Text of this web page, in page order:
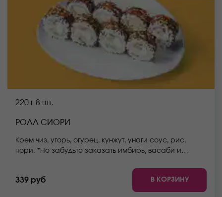
220 г 8 шт.
РОЛЛ СИОРИ
Крем чиз, угорь, огурец, кунжут, унаги соус, рис,
нори. *Не забудьте заказать имбирь, васаби и
*Внешний вид блюда может отличаться от фото на
сайте.
339 руб В КОРЗИНУ